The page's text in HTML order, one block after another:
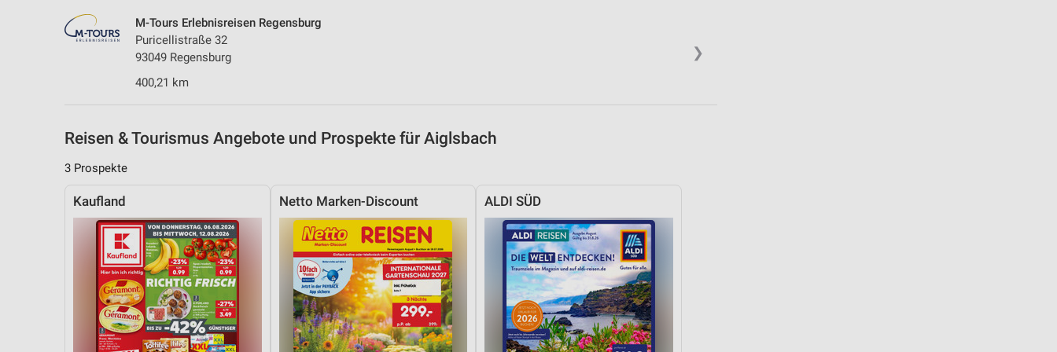
❯
M-Tours Erlebnisreisen Regensburg
Puricellistraße 32
93049 Regensburg
400,21 km
Reisen & Tourismus Angebote und Prospekte für Aiglsbach
3 Prospekte
Kaufland Netto Marken-Discount ALDI SÜD